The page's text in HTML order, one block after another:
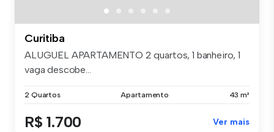
Curitiba
ALUGUEL APARTAMENTO 2 quartos, 1 banheiro, 1
vaga descobe...
2 Quartos Apartamento 43 m²
R$ 1.700 Ver mais